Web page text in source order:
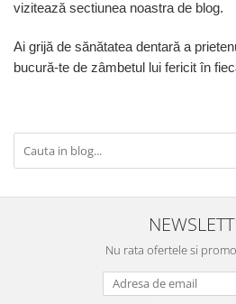
vizitează sectiunea noastra de blog.
Ai grijă de sănătatea dentară a
bucură-te de zâmbetul lui fericit în
Nu rata ofertele si